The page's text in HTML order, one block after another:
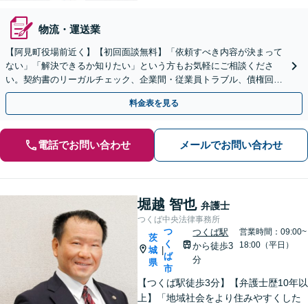
物流・運送業
【阿見町役場前近く】【初回面談無料】「依頼すべき内容が決まって
ない」「解決できるか知りたい」という方もお気軽にご相談くださ
い。契約書のリーガルチェック、企業間・従業員トラブル、債権回収
など【顧問契約可能】
料金表を見る
電話でお問い合わせ メールでお問い合わせ
堀越 智也 弁護士
つくば中央法律事務所
茨
城
県
つ
く
ば
市
つくば駅
から徒歩3
分
営業時間：09:00~
18:00（平日）
【つくば駅徒歩3分】【弁護士歴10年以
上】「地域社会をより住みやすくした